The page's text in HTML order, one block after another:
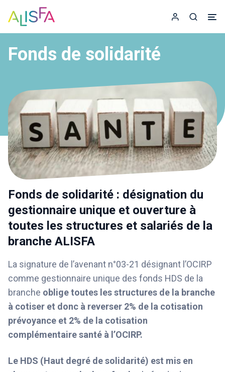
Accueil
Espace
Fonds de solidarité
Fonds de solidarité : désignation du
gestionnaire unique et ouverture à
toutes les structures et salariés de la
branche ALISFA
La signature de l’avenant n°03-21 désignant l’OCIRP
comme gestionnaire unique des fonds HDS de la
branche oblige toutes les structures de la branche
à cotiser et donc à reverser 2% de la cotisation
prévoyance et 2% de la cotisation
complémentaire santé à l’OCIRP.
Le HDS (Haut degré de solidarité) est mis en